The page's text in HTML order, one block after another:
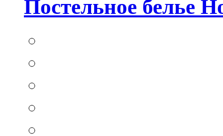
Постельное белье